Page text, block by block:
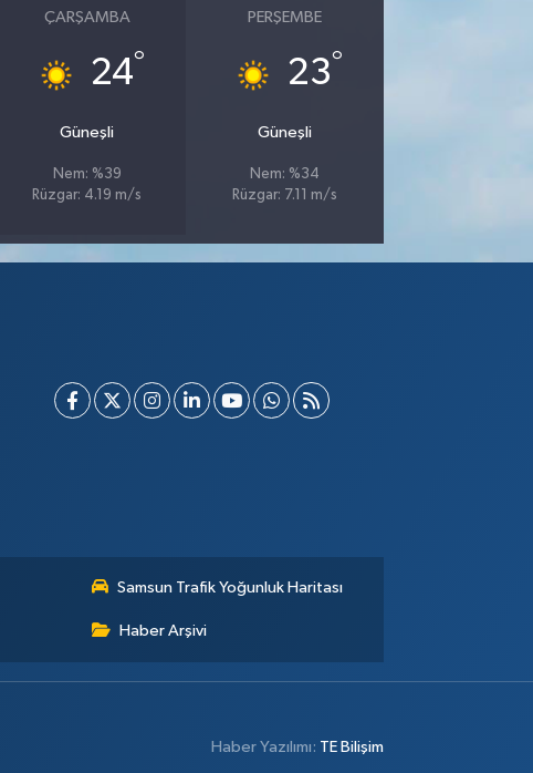
ÇARŞAMBA
24°
Güneşli
Nem: %39
Rüzgar: 4.19 m/s
PERŞEMBE
23°
Güneşli
Nem: %34
Rüzgar: 7.11 m/s
Samsun Trafik Yoğunluk Haritası
Haber Arşivi
Haber Yazılımı: TE Bilişim